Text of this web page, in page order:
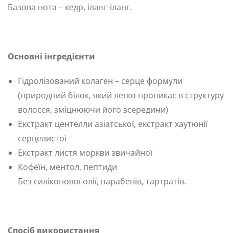
Базова нота – кедр, іланг-іланг.
Основні інгредієнти
Гідролізований колаген – серце формули
(природний білок, який легко проникає в структуру
волосся, зміцнюючи його зсередини)
Екстракт центелли азіатської, екстракт хаутюнії
серцелистої
Екстракт листя моркви звичайної
Кофеїн, ментол, пептиди
Без силіконової олії, парабенів, тартратів.
Спосіб використання